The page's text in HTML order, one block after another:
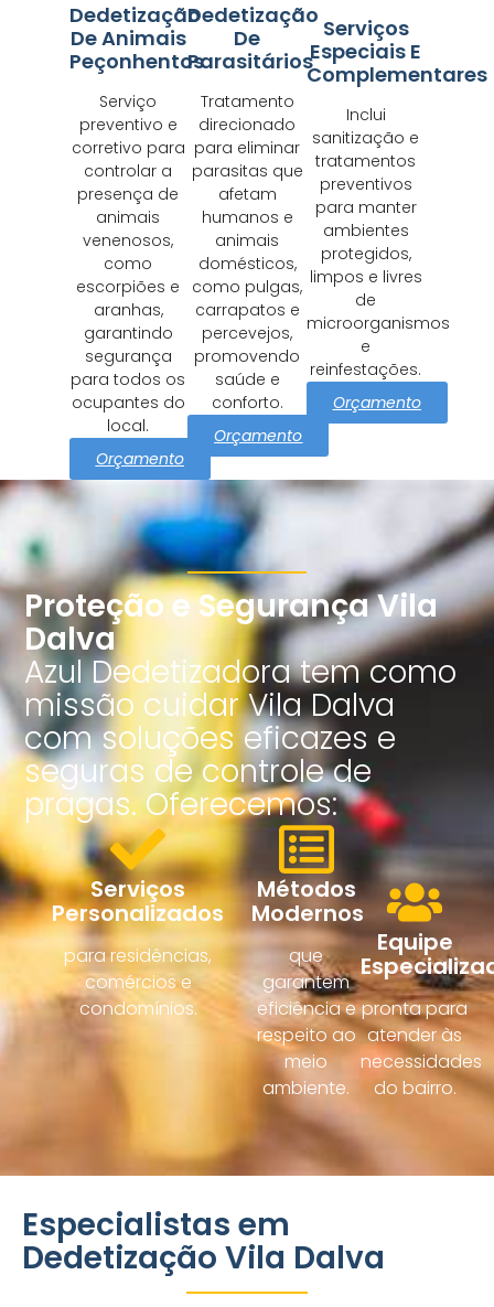
Dedetização
De Animais
Peçonhentos
Serviço
preventivo e
corretivo para
controlar a
presença de
animais
venenosos,
como
escorpiões e
aranhas,
garantindo
segurança
para todos os
ocupantes do
local.
Orçamento
Dedetização
De
Parasitários
Tratamento
direcionado
para eliminar
parasitas que
afetam
humanos e
animais
domésticos,
como pulgas,
carrapatos e
percevejos,
promovendo
saúde e
conforto.
Orçamento
Serviços
Especiais E
Complementares
Inclui
sanitização e
tratamentos
preventivos
para manter
ambientes
protegidos,
limpos e livres
de
microorganismos
e
reinfestações.
Orçamento
Proteção e Segurança Vila
Dalva
Azul Dedetizadora tem como
missão cuidar Vila Dalva
com soluções eficazes e
seguras de controle de
pragas. Oferecemos:
Serviços
Personalizados
para residências,
comércios e
condomínios.
Métodos
Modernos
que
garantem
eficiência e
respeito ao
meio
ambiente.
Equipe
pronta para
atender às
necessidades
do bairro.
Especialistas em
Dedetização Vila Dalva